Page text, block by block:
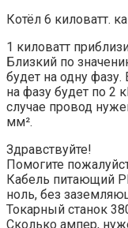
Котёл 6 киловатт.
1 киловатт
Близкий по
будет на одну фазу.
на фазу будет по 2
случае провод
мм².
Здравствуйте!
Помогите
Кабель питающий
ноль, без
Токарный станок
Сколько ампер,